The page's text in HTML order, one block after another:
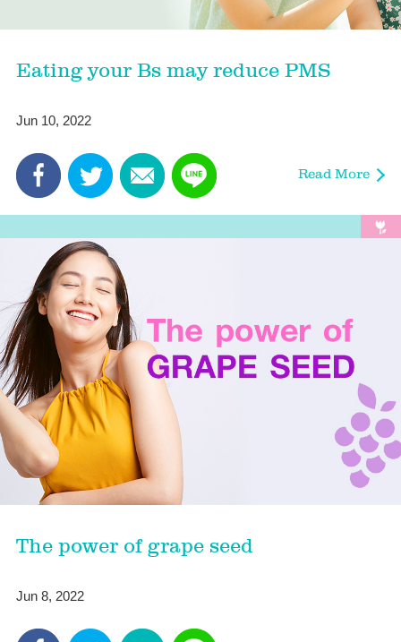
Eating your Bs may reduce PMS
Jun 10, 2022
The power of grape seed
Jun 8, 2022